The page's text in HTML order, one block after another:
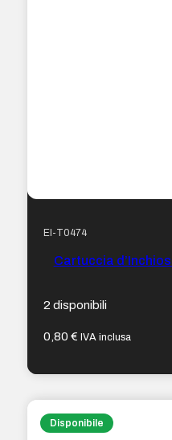
EI-T0474
Cartuccia
2 disponibili
0,80€ IVA inclusa
Disponibile